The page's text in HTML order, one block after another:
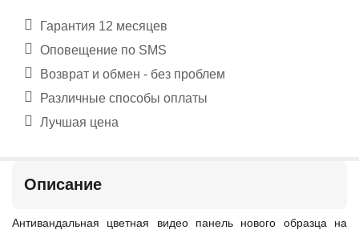
Гарантия 12 месяцев
Оповещение по SMS
Возврат и обмен - без проблем
Различные способы оплаты
Лучшая цена
Описание
Антивандальная цветная видео панель нового образца на